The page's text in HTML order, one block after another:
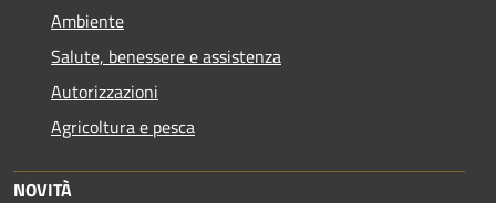
Ambiente
Salute, benessere e assistenza
Autorizzazioni
Agricoltura e pesca
NOVITÀ